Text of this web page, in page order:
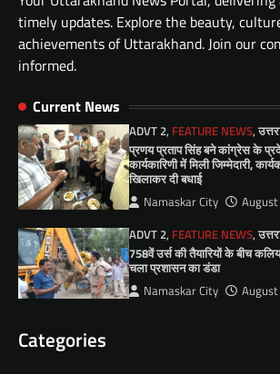
timely updates. Explore the beauty,
achievements of Uttarakhand. Join our
informed.
Current News
ADVT 2, FEATURE NEWS,
प्रणय प्रताप सिंह बने कांग्रेस के
कार्यकारिणी में मिली जिम्मेदारी,
खिलाकर दी बधाई
Namaskar City
ADVT 2, FEATURE NEWS,
758वें उर्स की तैयारियों के बीच
चला प्रशासन का डंडा
Namaskar City
Categories